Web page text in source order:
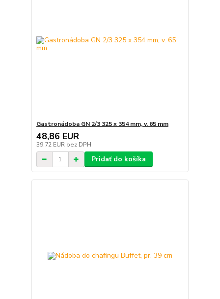
Gastronádoba GN 2/3 325 x 354 mm, v. 65 mm
48,86 EUR
39,72 EUR bez DPH
Pridať do košíka